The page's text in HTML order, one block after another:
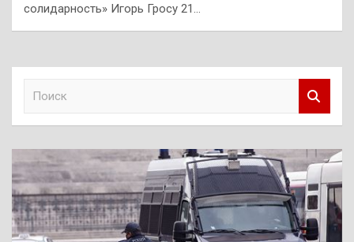
солидарность» Игорь Гросу 21…
к